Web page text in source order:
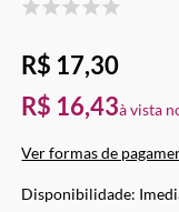
R$ 16,43
R$ 17,30
Ver formas de